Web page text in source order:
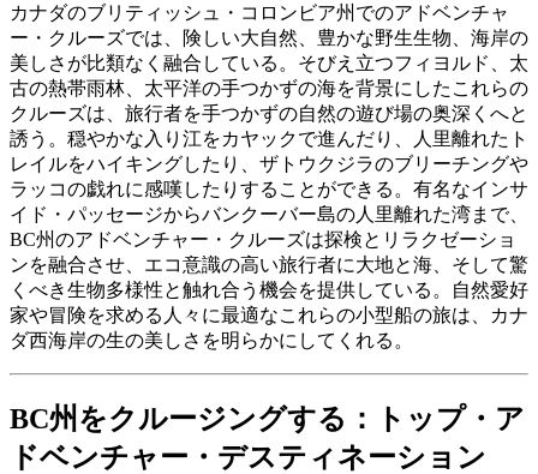
カナダのブリティッシュ・コロンビア州でのアドベンチャ
ー・クルーズでは、険しい大自然、豊かな野生生物、海岸の
美しさが比類なく融合している。そびえ立つフィヨルド、太
古の熱帯雨林、太平洋の手つかずの海を背景にしたこれらの
クルーズは、旅行者を手つかずの自然の遊び場の奥深くへと
誘う。穏やかな入り江をカヤックで進んだり、人里離れたト
レイルをハイキングしたり、ザトウクジラのブリーチングや
ラッコの戯れに感嘆したりすることができる。有名なインサ
イド・パッセージからバンクーバー島の人里離れた湾まで、
BC州のアドベンチャー・クルーズは探検とリラクゼーショ
ンを融合させ、エコ意識の高い旅行者に大地と海、そして驚
くべき生物多様性と触れ合う機会を提供している。自然愛好
家や冒険を求める人々に最適なこれらの小型船の旅は、カナ
ダ西海岸の生の美しさを明らかにしてくれる。
BC州をクルージングする：トップ・ア
ドベンチャー・デスティネーション